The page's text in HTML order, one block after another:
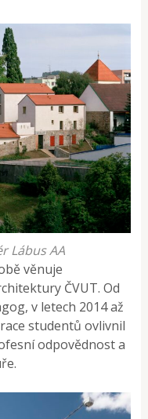
Lábus AA
věnuje
ČVUT. Od
v letech 2014 až
studentů ovlivnil
odpovědnost a